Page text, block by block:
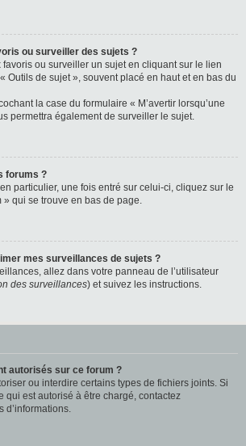
ou surveiller des sujets ?
ou surveiller un sujet en cliquant sur le lien
Outils de sujet », souvent placé en haut et en bas du
la case du formulaire « M’avertir lorsqu’une
permettra également de surveiller le sujet.
forums ?
particulier, une fois entré sur celui-ci, cliquez sur le
» qui se trouve en bas de page.
mes surveillances de sujets ?
allez dans votre panneau de l’utilisateur
des surveillances) et suivez les instructions.
autorisés sur ce forum ?
ou interdire certains types de fichiers joints. Si
qui est autorisé à être chargé, contactez
d’informations.